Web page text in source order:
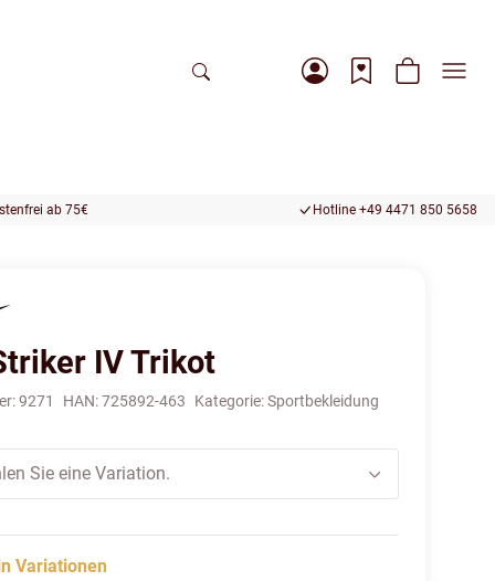
ab 75€ Hotline +49 4471 850 5658
IV Trikot
9271 HAN:725892-463 Kategorie:Sportbekleidung
Sie eine Variation.
Variationen